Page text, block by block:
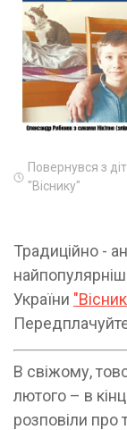
Повернувся з
"Віснику"
Традиційно -
України
В свіжому,
лютого – в
розповіли про